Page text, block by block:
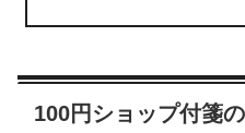
100円ショップ付箋